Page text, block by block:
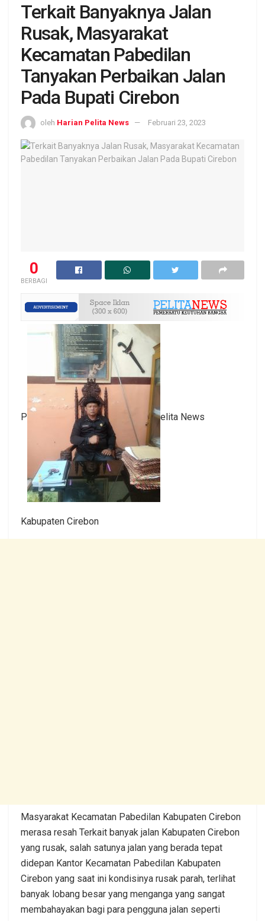
Terkait Banyaknya Jalan
Rusak, Masyarakat
Kecamatan Pabedilan
Tanyakan Perbaikan Jalan
Pada Bupati Cirebon
oleh Harian Pelita News Februari 23, 2023
0
BERBAGI
P elita News
Kabupaten Cirebon
Masyarakat Kecamatan Pabedilan Kabupaten Cirebon
merasa resah Terkait banyak jalan Kabupaten Cirebon
yang rusak, salah satunya jalan yang berada tepat
didepan Kantor Kecamatan Pabedilan Kabupaten
Cirebon yang saat ini kondisinya rusak parah, terlihat
banyak lobang besar yang menganga yang sangat
membahayakan bagi para pengguna jalan seperti